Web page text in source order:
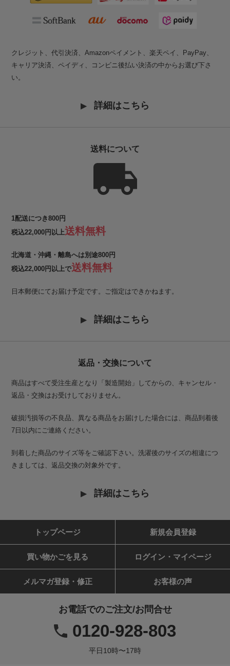
クレジット、代引決済、Amazonペイメント、楽天ペイ、PayPay、
キャリア決済、ペイディ、コンビニ後払い決済の中からお選び下さ
い。
詳細はこちら
送料について
1配送につき800円
税込22,000円以上送料無料
北海道・沖縄・離島へは別途800円
税込22,000円以上で送料無料
日本郵便にてお届け予定です。ご指定はできかねます。
詳細はこちら
返品・交換について
商品はすべて受注生産となり「製造開始」してからの、キャンセル・
返品・交換はお受けしておりません。
破損汚損等の不良品、異なる商品をお届けした場合には、商品到着後
7日以内にご連絡ください。
到着した商品のサイズ等をご確認下さい。洗濯後のサイズの相違につ
きましては、返品交換の対象外です。
詳細はこちら
トップページ 新規会員登録
買い物かごを見る ログイン・マイページ
メルマガ登録・修正 お客様の声
お電話でのご注文/お問合せ
0120-928-803
平日10時〜17時